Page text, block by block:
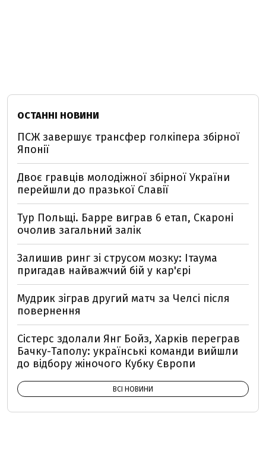
ОСТАННІ НОВИНИ
ПСЖ завершує трансфер голкіпера збірної
Японії
Двоє гравців молодіжної збірної України
перейшли до празької Славії
Тур Польщі. Барре виграв 6 етап, Скароні
очолив загальний залік
Залишив ринг зі струсом мозку: Ітаума
пригадав найважчий бій у кар'єрі
Мудрик зіграв другий матч за Челсі після
повернення
Сістерс здолали Янг Бойз, Харків переграв
Бачку-Таполу: українські команди вийшли
до відбору жіночого Кубку Європи
ВСІ НОВИНИ